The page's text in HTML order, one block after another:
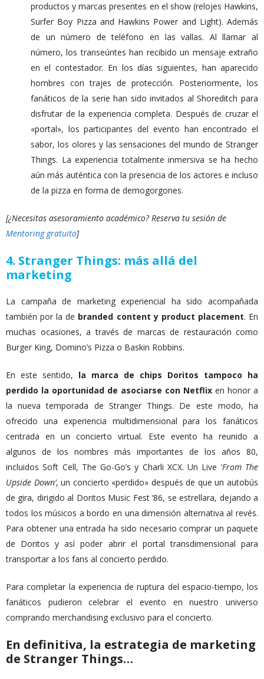
productos y marcas presentes en el show (relojes Hawkins,
Surfer Boy Pizza and Hawkins Power and Light). Además
de un número de teléfono en las vallas. Al llamar al
número, los transeúntes han recibido un mensaje extraño
en el contestador. En los días siguientes, han aparecido
hombres con trajes de protección. Posteriormente, los
fanáticos de la serie han sido invitados al Shoreditch para
disfrutar de la experiencia completa. Después de cruzar el
«portal», los participantes del evento han encontrado el
sabor, los olores y las sensaciones del mundo de Stranger
Things. La experiencia totalmente inmersiva se ha hecho
aún más auténtica con la presencia de los actores e incluso
de la pizza en forma de demogorgones.
[¿Necesitas asesoramiento académico? Reserva tu sesión de
Mentoring gratuito]
4. Stranger Things: más allá del
marketing
La campaña de marketing experiencial ha sido acompañada
también por la de branded content y product placement. En
muchas ocasiones, a través de marcas de restauración como
Burger King, Domino’s Pizza o Baskin Robbins.
En este sentido, la marca de chips Doritos tampoco ha
perdido la oportunidad de asociarse con Netflix en honor a
la nueva temporada de Stranger Things. De este modo, ha
ofrecido una experiencia multidimensional para los fanáticos
centrada en un concierto virtual. Este evento ha reunido a
algunos de los nombres más importantes de los años 80,
incluidos Soft Cell, The Go-Go’s y Charli XCX. Un Live ‘From The
Upside Down’, un concierto «perdido» después de que un autobús
de gira, dirigido al Doritos Music Fest ‘86, se estrellara, dejando a
todos los músicos a bordo en una dimensión alternativa al revés.
Para obtener una entrada ha sido necesario comprar un paquete
de Doritos y así poder abrir el portal transdimensional para
transportar a los fans al concierto perdido.
Para completar la experiencia de ruptura del espacio-tiempo, los
fanáticos pudieron celebrar el evento en nuestro universo
comprando merchandising exclusivo para el concierto.
En definitiva, la estrategia de marketing
de Stranger Things…